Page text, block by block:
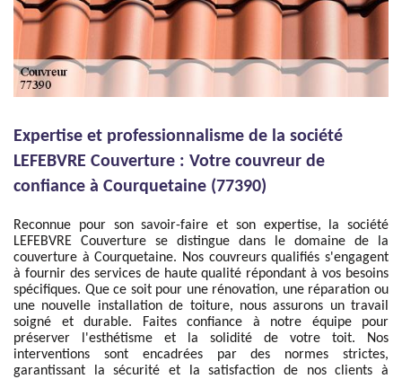
Expertise et professionnalisme de la société
LEFEBVRE Couverture : Votre couvreur de
confiance à Courquetaine (77390)
Reconnue pour son savoir-faire et son expertise, la société
LEFEBVRE Couverture se distingue dans le domaine de la
couverture à Courquetaine. Nos couvreurs qualifiés s'engagent
à fournir des services de haute qualité répondant à vos besoins
spécifiques. Que ce soit pour une rénovation, une réparation ou
une nouvelle installation de toiture, nous assurons un travail
soigné et durable. Faites confiance à notre équipe pour
préserver l'esthétisme et la solidité de votre toit. Nos
interventions sont encadrées par des normes strictes,
garantissant la sécurité et la satisfaction de nos clients à